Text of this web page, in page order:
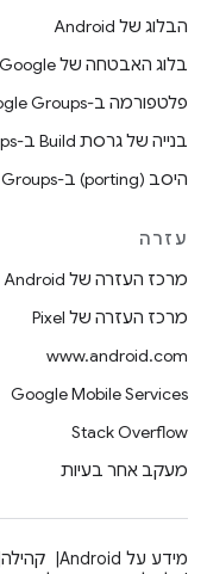
הבלוג של Android
בלוג האבטחה של Google
פלטפורמה ב-Google Groups
בנייה של גרסת Build ב-Google Groups
היסב (porting) ב-Google Groups
עזרה
מרכז העזרה של Android
מרכז העזרה של Pixel
www.android.com
Google Mobile Services
Stack Overflow
מעקב אחר בעיות
מידע על Android קהילה